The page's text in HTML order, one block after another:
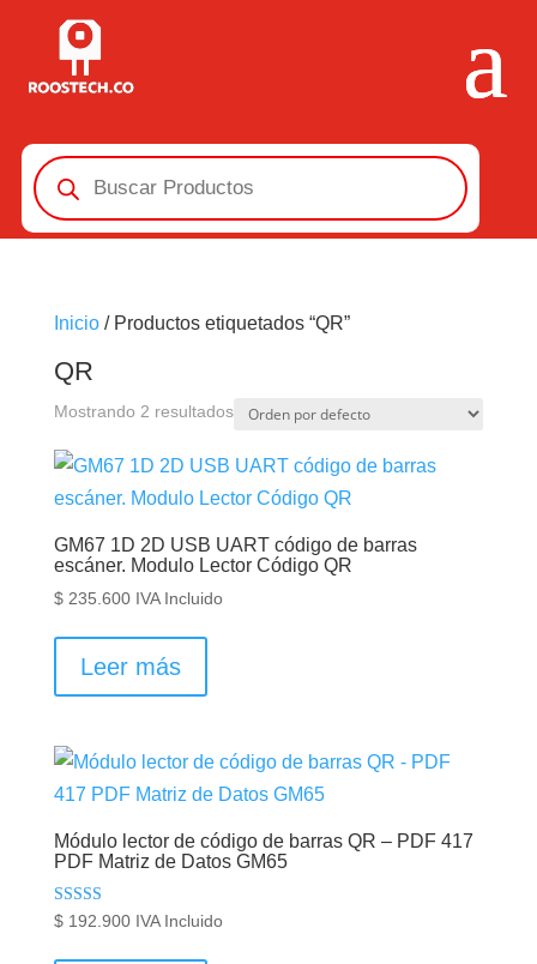
Búsqueda
de
productos
Inicio/ Productos etiquetados “QR”
QR
Mostrando 2 resultados
GM67 1D 2D USB UART código de barras
escáner. Modulo Lector Código QR
$235.600 IVA Incluido
Leer más
Módulo lector de código de barras QR – PDF 417
PDF Matriz de Datos GM65
Valorado en
$192.900 IVA Incluido